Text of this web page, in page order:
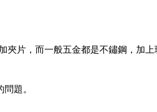
片，而一般五金都是不鏽鋼，加
題。